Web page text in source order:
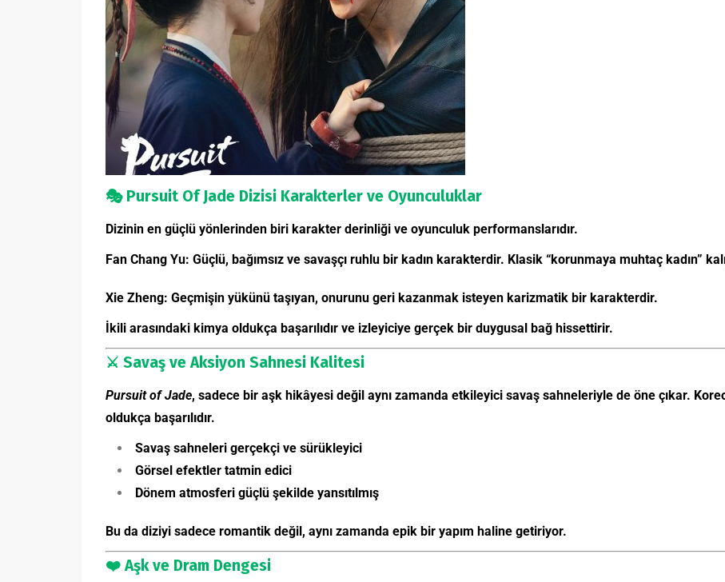
🎭 Pursuit Of Jade Dizisi Karakterler ve Oyunculuklar
Dizinin en güçlü yönlerinden biri karakter derinliği ve oyunculuk performanslarıdır.
Fan Chang Yu: Güçlü, bağımsız ve savaşçı ruhlu bir kadın karakterdir. Klasik “korunmaya muhtaç kadın”
Xie Zheng: Geçmişin yükünü taşıyan, onurunu geri kazanmak isteyen karizmatik bir karakterdir.
İkili arasındaki kimya oldukça başarılıdır ve izleyiciye gerçek bir duygusal bağ hissettirir.
⚔️ Savaş ve Aksiyon Sahnesi Kalitesi
Pursuit of Jade, sadece bir aşk hikâyesi değil aynı zamanda etkileyici savaş sahneleriyle de öne çıkar.
oldukça başarılıdır.
Savaş sahneleri gerçekçi ve sürükleyici
Görsel efektler tatmin edici
Dönem atmosferi güçlü şekilde yansıtılmış
Bu da diziyi sadece romantik değil, aynı zamanda epik bir yapım haline getiriyor.
❤️Aşk ve Dram Dengesi